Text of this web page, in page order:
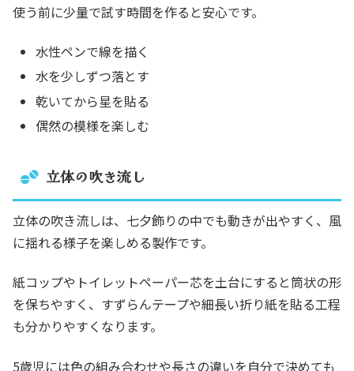
使う前に少量で試す時間を作ると安心です。
水性ペンで線を描く
水を少しずつ落とす
乾いてから星を貼る
偶然の模様を楽しむ
立体の吹き流し
立体の吹き流しは、七夕飾りの中でも動きが出やすく、風
に揺れる様子を楽しめる製作です。
紙コップやトイレットペーパー芯を土台にすると筒状の形
を保ちやすく、すずらんテープや細長い折り紙を貼る工程
も分かりやすくなります。
5歳児には色の組み合わせや長さの違いを自分で決めても